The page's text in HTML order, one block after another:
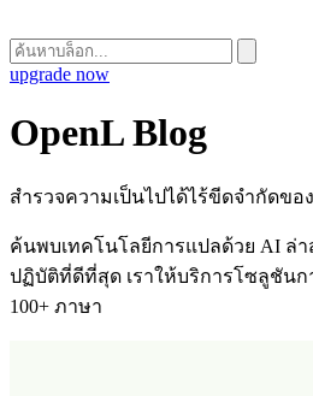
upgrade now
OpenL Blog
สำรวจความเป็นไปได้ไร้ขีดจำกัดขอ
ค้นพบเทคโนโลยีการแปลด้วย AI ล่
ปฏิบัติที่ดีที่สุด เราให้บริการโซลูชัน
100+ ภาษา